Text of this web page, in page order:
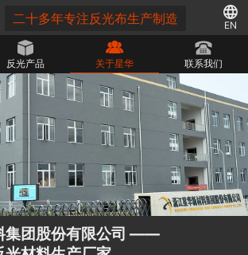
二十多年专注反光布生产制造 EN
反光产品 关于星华 联系我们
集团股份有限公司 ——